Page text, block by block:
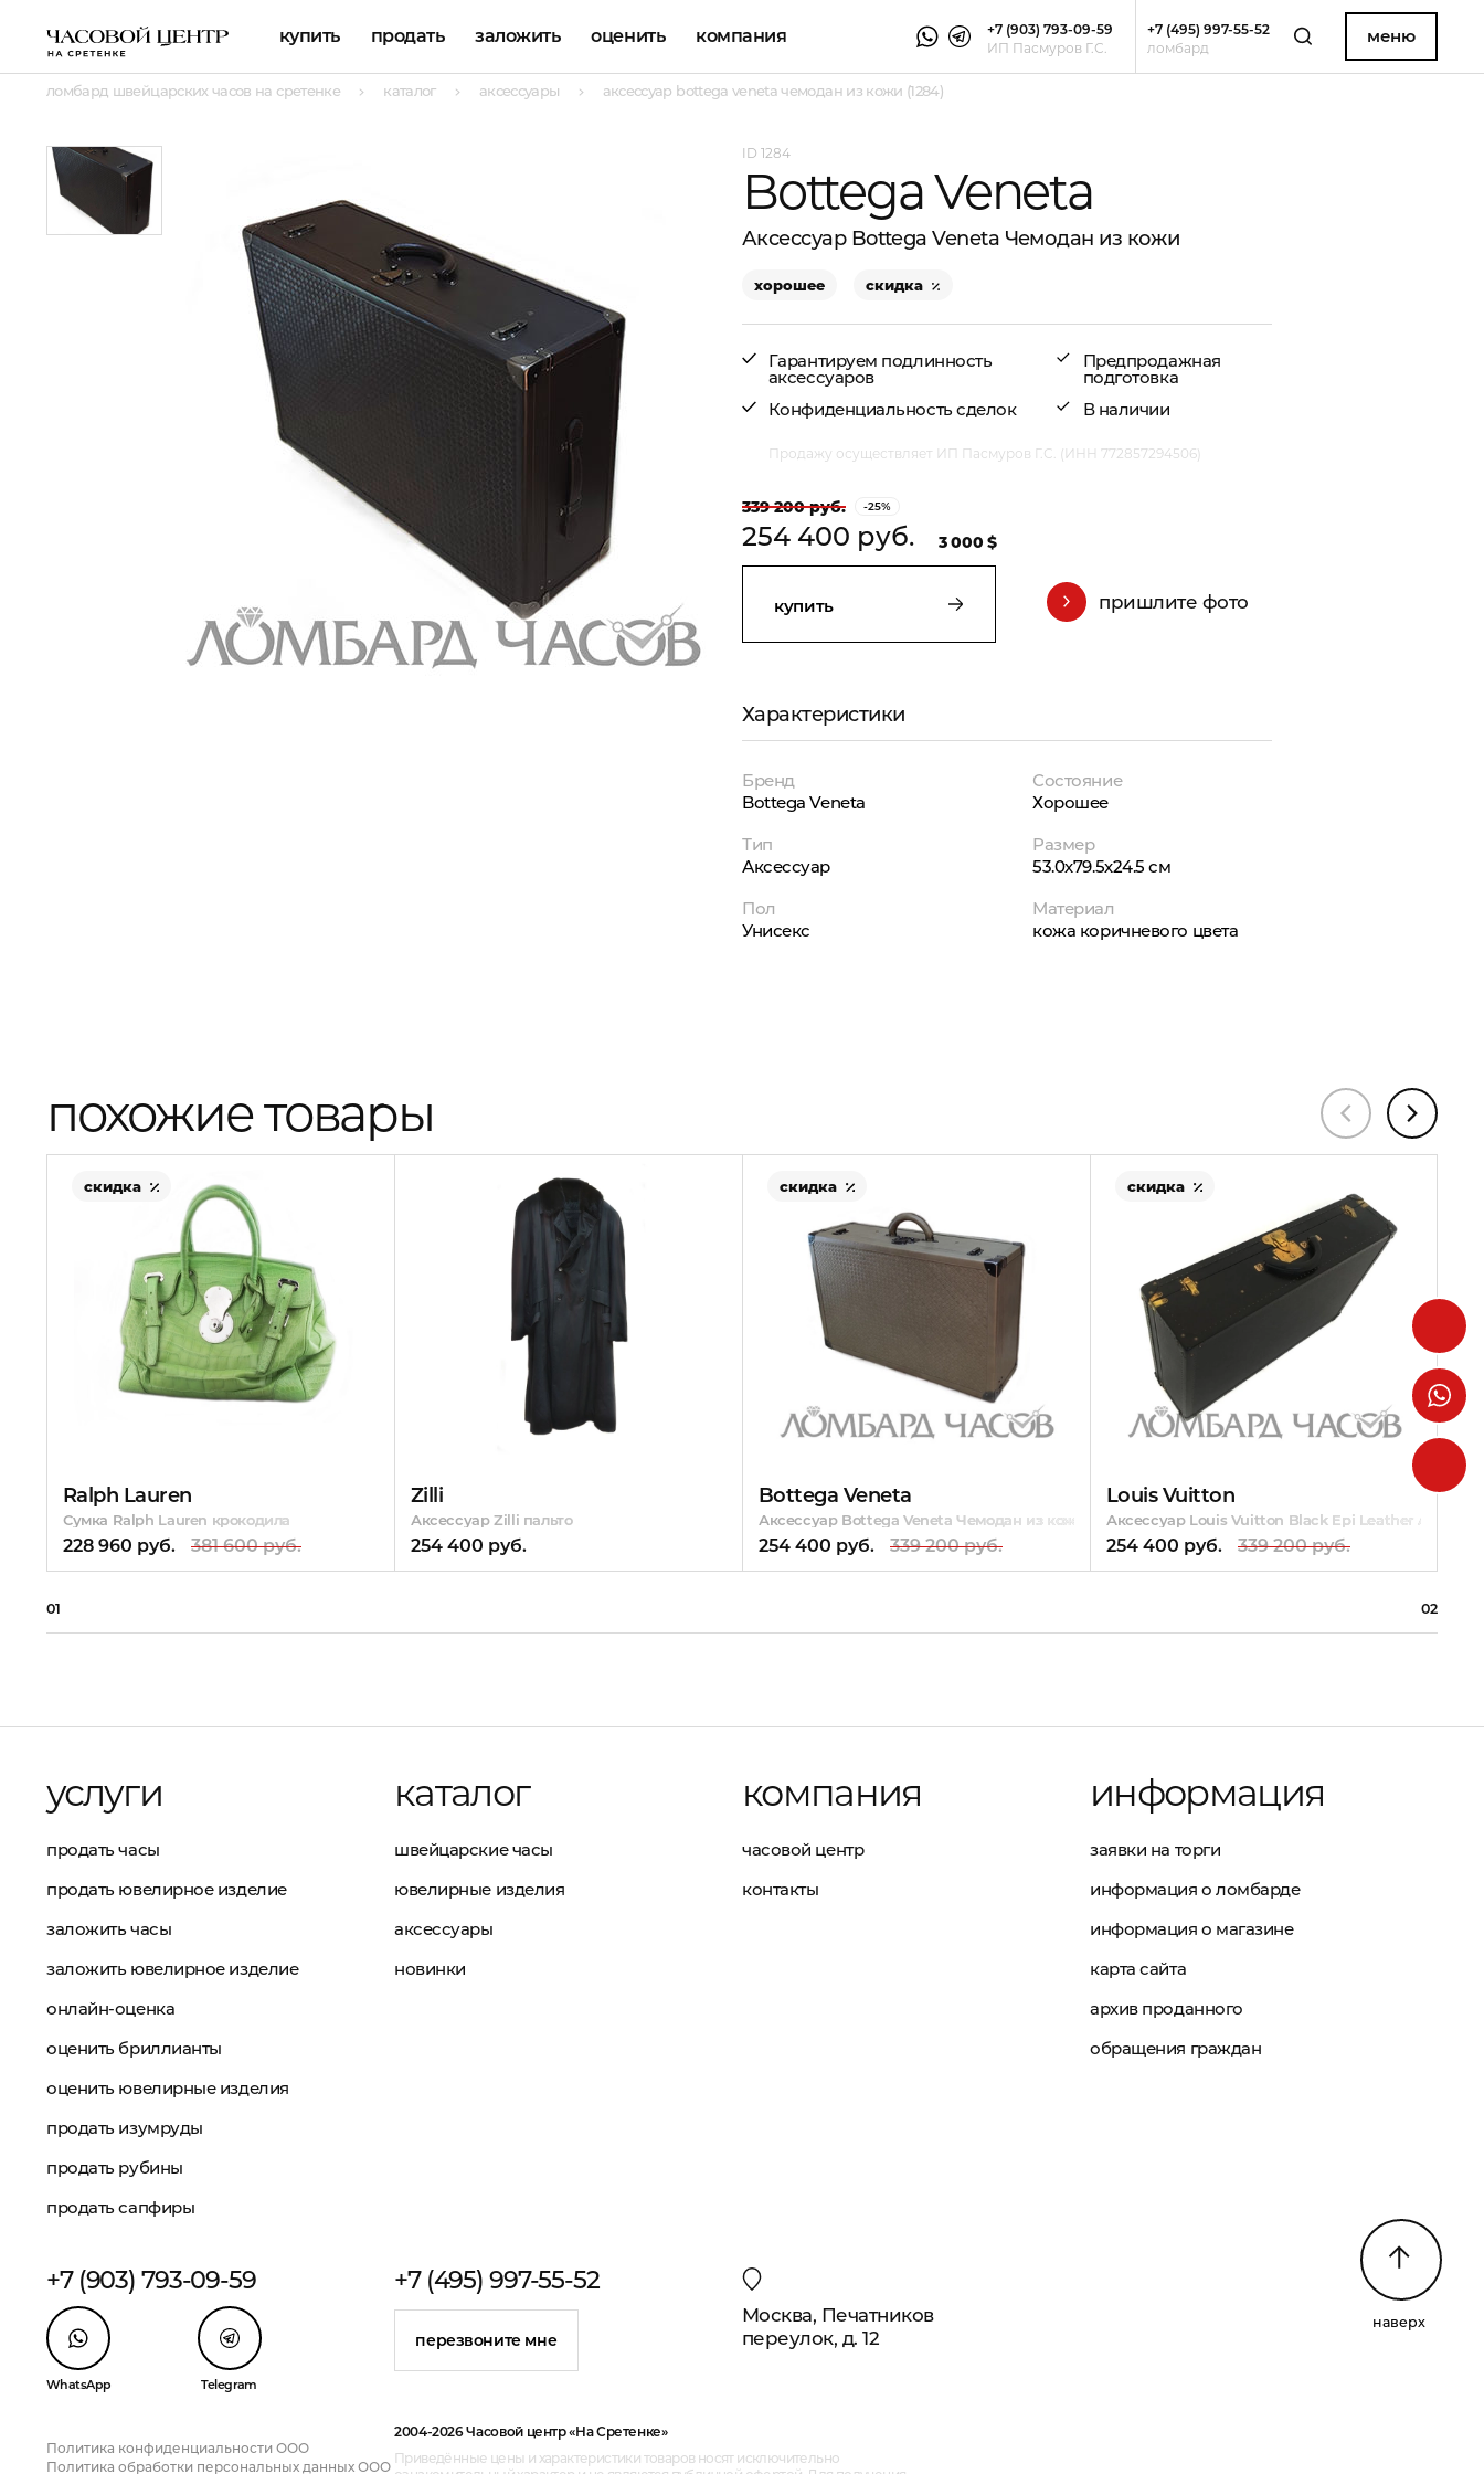
купить продать заложить оценить компания
+7 (903) 793-09-59
ИП Пасмуров Г.С.
+7 (495) 997-55-52
ломбард
меню
ломбард швейцарских часов на сретенке каталог аксессуары аксессуар bottega veneta чемодан из кожи (1284)
1284
Bottega Veneta
Аксессуар Bottega Veneta Чемодан из кожи
хорошее скидка
Гарантируем подлинность
аксессуаров
Конфиденциальность сделок
Предпродажная
подготовка
В наличии
Продажу осуществляет ИП Пасмуров Г.С. (ИНН 772857294506)
254 400 руб.
339 200 руб. -25%
3 000 $
купить пришлите фото
Характеристики
Бренд
Bottega Veneta
Тип
Аксессуар
Пол
Унисекс
Состояние
Хорошее
Размер
53.0х79.5х24.5 см
Материал
кожа коричневого цвета
похожие товары
Ralph Lauren
Сумка Ralph Lauren крокодила
228 960 руб. 381 600 руб.
скидка
Zilli
Аксессуар Zilli пальто
254 400 руб.
Bottega Veneta
Аксессуар Bottega Veneta Чемодан из кожи
254 400 руб. 339 200 руб.
скидка
Louis Vuitton
Аксессуар Louis Vuitton Black Epi Leather ALZER
254 400 руб. 339 200 руб.
скидка
01 02
услуги
продать часы
продать ювелирное изделие
заложить часы
заложить ювелирное изделие
онлайн-оценка
оценить бриллианты
оценить ювелирные изделия
продать изумруды
продать рубины
продать сапфиры
каталог
швейцарские часы
ювелирные изделия
аксессуары
новинки
компания
часовой центр
контакты
информация
заявки на торги
информация о ломбарде
информация о магазине
карта сайта
архив проданного
обращения граждан
+7 (903) 793-09-59
WhatsApp Telegram
+7 (495) 997-55-52
перезвоните мне
Москва, Печатников
переулок, д. 12
наверх
Политика конфиденциальности ООО
Политика обработки персональных данных ООО
2004-2026 Часовой центр «На Сретенке»
Приведённые цены и характеристики товаров носят исключительно